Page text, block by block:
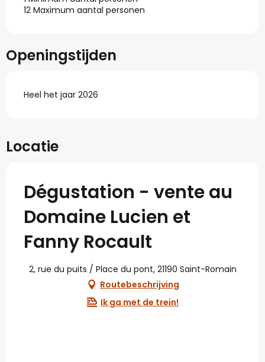
12 Maximum aantal personen
Openingstijden
Heel het jaar 2026
Locatie
Dégustation - vente au
Domaine Lucien et
Fanny Rocault
2, rue du puits / Place du pont, 21190 Saint-Romain
Routebeschrijving
Ik ga met de trein!